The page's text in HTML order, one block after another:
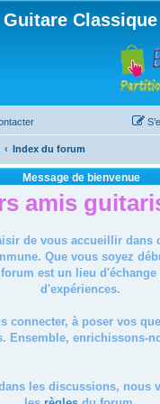
Guitare Classique
Index du forum
Message de bienvenue
amis
de vous accueillir dans
Que vous soyez
est un lieu d'échange
d'expériences.
connecter, à poser vos
Ensemble, enrichissons-
les discussions, nous